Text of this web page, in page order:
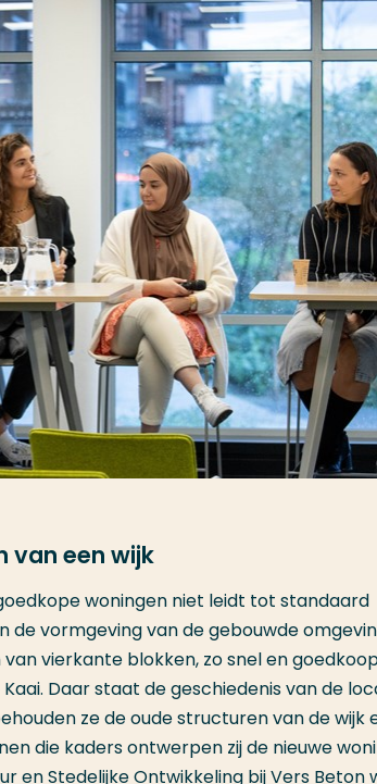
van een wijk
woningen niet leidt tot standaard
vormgeving van de gebouwde
vierkante blokken, zo snel en
Daar staat de geschiedenis van de
ze de oude structuren van de wijk
die kaders ontwerpen zij de nieuwe
en Stedelijke Ontwikkeling bij Vers Beton